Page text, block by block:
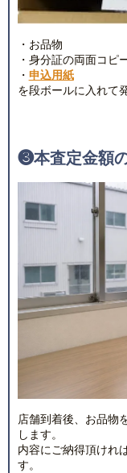
・お品物
・身分証の両面コピ
・ 申込用紙
を段ボールに入れて
❸本査定金額
店舗到着後、お品物
します。
内容にご納得頂けれ
す。